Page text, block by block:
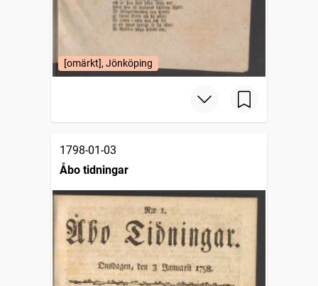
[omärkt], Jönköping
1798-01-03
Åbo tidningar